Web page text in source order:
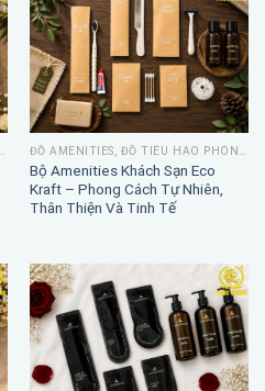
Bộ Amenities Khách Sạn Eco
Kraft – Phong Cách Tự Nhiên,
Thân Thiện Và Tinh Tế